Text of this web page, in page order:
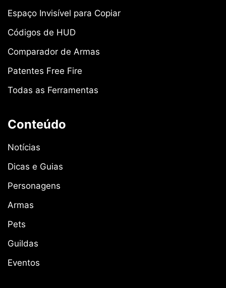
Espaço Invisível para Copiar
Códigos de HUD
Comparador de Armas
Patentes Free Fire
Todas as Ferramentas
Conteúdo
Notícias
Dicas e Guias
Personagens
Armas
Pets
Guildas
Eventos